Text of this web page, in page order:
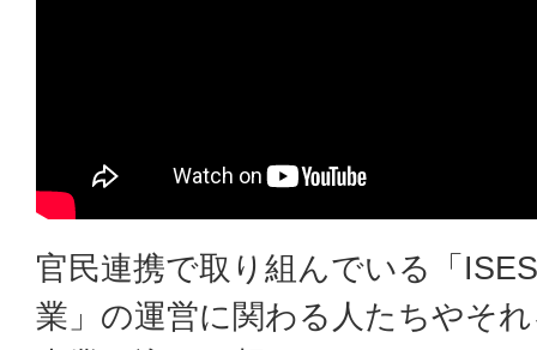
官民連携で取り組んでいる「
業」の運営に関わる人たちやそ